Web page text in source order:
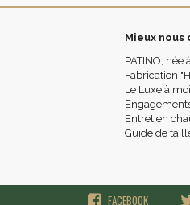
Mieux nous
PATINO, née
Fabrication
Le Luxe à
Entretien
Guide de
FACEBOOK